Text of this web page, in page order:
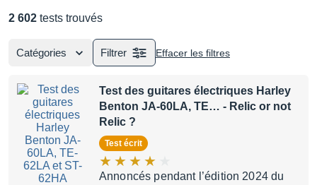
2 602 tests trouvés
Catégories Filtrer Effacer les filtres
Test des guitares électriques Harley
Benton JA-60LA, TE… - Relic or not
Relic ?
Test écrit
Annoncés pendant l’édition 2024 du